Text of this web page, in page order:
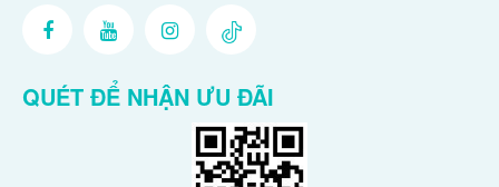
QUÉT ĐỂ NHẬN ƯU ĐÃI